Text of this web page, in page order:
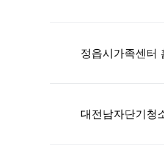
정읍시가족센터
대전남자단기청